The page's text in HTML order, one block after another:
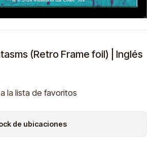
(Retro Frame foil) | Inglés
la lista de favoritos
de ubicaciones